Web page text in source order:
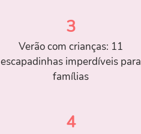
3
Verão com crianças: 11
escapadinhas imperdíveis para
famílias
4